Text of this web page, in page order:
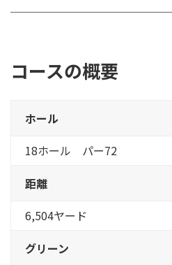
コースの概要
ホール
18ホール パー72
距離
6,504ヤード
グリーン